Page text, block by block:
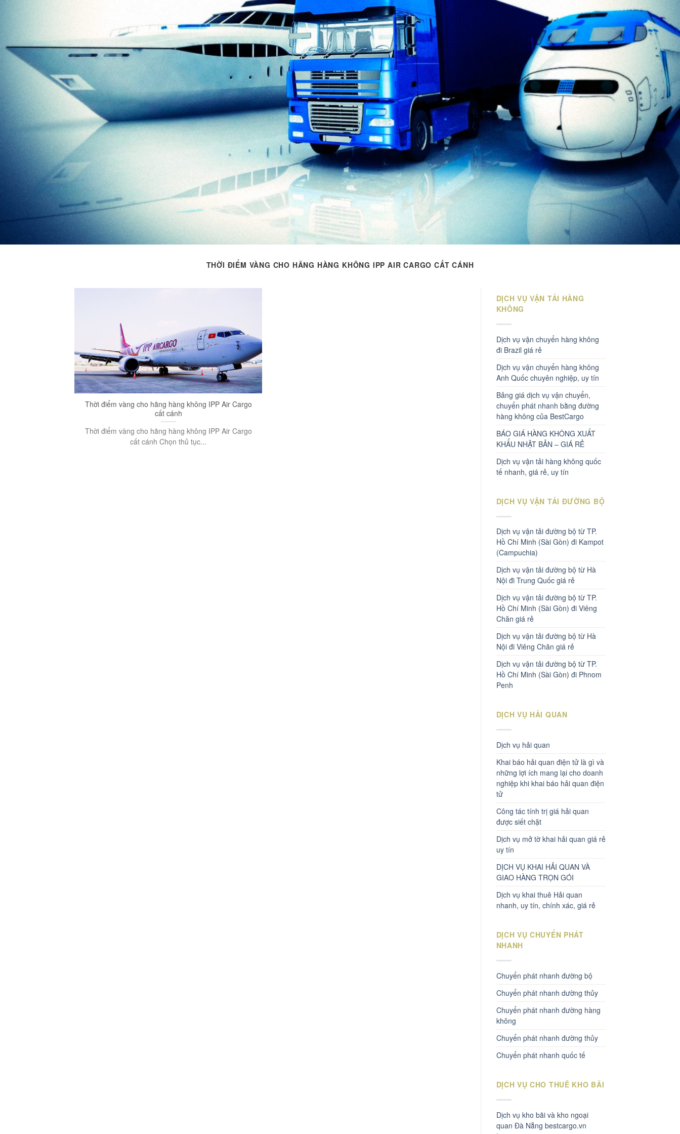
THỜI ĐIỂM VÀNG CHO HÃNG HÀNG KHÔNG IPP AIR CARGO CẤT CÁNH
Thời điểm vàng cho hãng hàng không IPP Air Cargo
cất cánh
Thời điểm vàng cho hãng hàng không IPP Air Cargo
cất cánh Chọn thủ tục...
DỊCH VỤ VẬN TẢI HÀNG
KHÔNG
Dịch vụ vận chuyển hàng không
đi Brazil giá rẻ
Dịch vụ vận chuyển hàng không
Anh Quốc chuyên nghiệp, uy tín
Bảng giá dịch vụ vận chuyển,
chuyển phát nhanh bằng đường
hàng không của BestCargo
BÁO GIÁ HÀNG KHÔNG XUẤT
KHẨU NHẬT BẢN – GIÁ RẺ
Dịch vụ vận tải hàng không quốc
tế nhanh, giá rẻ, uy tín
DỊCH VỤ VẬN TẢI ĐƯỜNG BỘ
Dịch vụ vận tải đường bộ từ TP.
Hồ Chí Minh (Sài Gòn) đi Kampot
(Campuchia)
Dịch vụ vận tải đường bộ từ Hà
Nội đi Trung Quốc giá rẻ
Dịch vụ vận tải đường bộ từ TP.
Hồ Chí Minh (Sài Gòn) đi Viêng
Chăn giá rẻ
Dịch vụ vận tải đường bộ từ Hà
Nội đi Viêng Chăn giá rẻ
Dịch vụ vận tải đường bộ từ TP.
Hồ Chí Minh (Sài Gòn) đi Phnom
Penh
DỊCH VỤ HẢI QUAN
Dịch vụ hải quan
Khai báo hải quan điện tử là gì và
những lợi ích mang lại cho doanh
nghiệp khi khai báo hải quan điện
tử
Công tác tính trị giá hải quan
được siết chặt
Dịch vụ mở tờ khai hải quan giá rẻ
uy tín
DỊCH VỤ KHAI HẢI QUAN VÀ
GIAO HÀNG TRỌN GÓI
Dịch vụ khai thuê Hải quan
nhanh, uy tín, chính xác, giá rẻ
DỊCH VỤ CHUYỂN PHÁT
NHANH
Chuyển phát nhanh đường bộ
Chuyển phát nhanh dường thủy
Chuyển phát nhanh đường hàng
không
Chuyển phát nhanh đường thủy
Chuyển phát nhanh quốc tế
DỊCH VỤ CHO THUÊ KHO BÃI
Dịch vụ kho bãi và kho ngoại
quan Đà Nẵng bestcargo.vn